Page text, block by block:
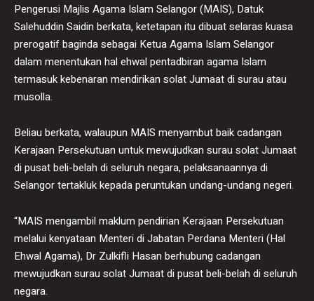
Pengerusi Majlis Agama Islam Selangor (MAIS), Datuk
Salehuddin Saidin berkata, ketetapan itu dibuat selaras kuasa
prerogatif baginda sebagai Ketua Agama Islam Selangor
dalam menentukan hal ehwal pentadbiran agama Islam
termasuk kebenaran mendirikan solat Jumaat di surau atau
musolla.
Beliau berkata, walaupun MAIS menyambut baik cadangan
Kerajaan Persekutuan untuk mewujudkan surau solat Jumaat
di pusat beli-belah di seluruh negara, pelaksanaannya di
Selangor tertakluk kepada peruntukan undang-undang negeri.
“MAIS mengambil maklum pendirian Kerajaan Persekutuan
melalui kenyataan Menteri di Jabatan Perdana Menteri (Hal
Ehwal Agama), Dr Zulkifli Hasan berhubung cadangan
mewujudkan surau solat Jumaat di pusat beli-belah di seluruh
negara.